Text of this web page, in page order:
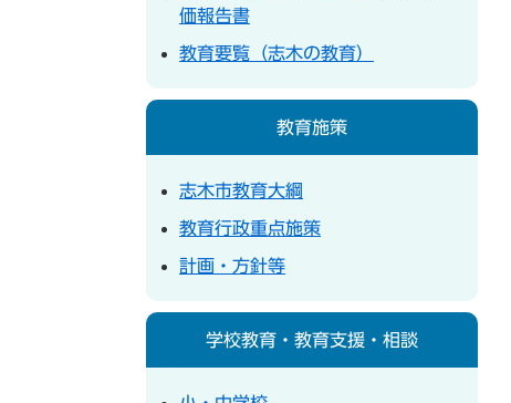
価報告書
教育要覧（志木の教育）
教育施策
志木市教育大綱
教育行政重点施策
計画・方針等
学校教育・教育支援・相談